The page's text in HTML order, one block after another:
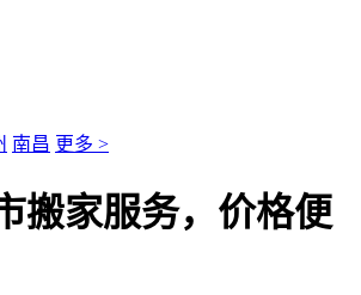
南昌 更多 >
搬家服务，价格便